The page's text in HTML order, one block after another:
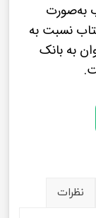
به‌صورت
نسبت به
به بانک
نظرات